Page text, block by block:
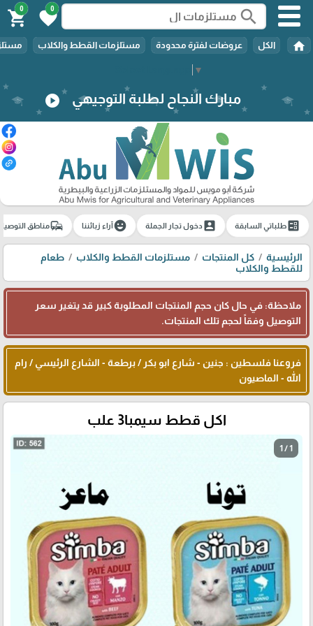
▼
search
0
favorite
0
shopping_cart
home الكل عروضات لفترة محدودة مستلزمات القطط والكلاب
مبارك النجاح لطلبة التوجيهي play_circle
ballotطلباتي السابقة account_boxدخول تجار الجملة emoji_emotionsآراء زبائننا commuteمناطق
الرئيسية كل المنتجات مستلزمات القطط والكلاب
طعام
للقطط والكلاب
ملاحظة: في حال كان حجم المنتجات المطلوبة كبير قد يتغير سعر
التوصيل وفقاً لحجم تلك المنتجات.
فروعنا فلسطين : جنين - شارع ابو بكر / برطعة - الشارع الرئيسي / رام
الله - الماصيون
اكل قطط سيمبا3 علب
1 / 1